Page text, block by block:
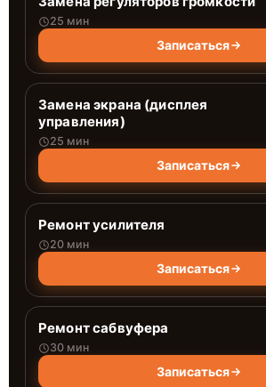
25 мин
Записаться
Замена экрана (дисплея
управления)
25 мин
Записаться
Ремонт усилителя
20 мин
Записаться
Ремонт сабвуфера
30 мин
Записаться